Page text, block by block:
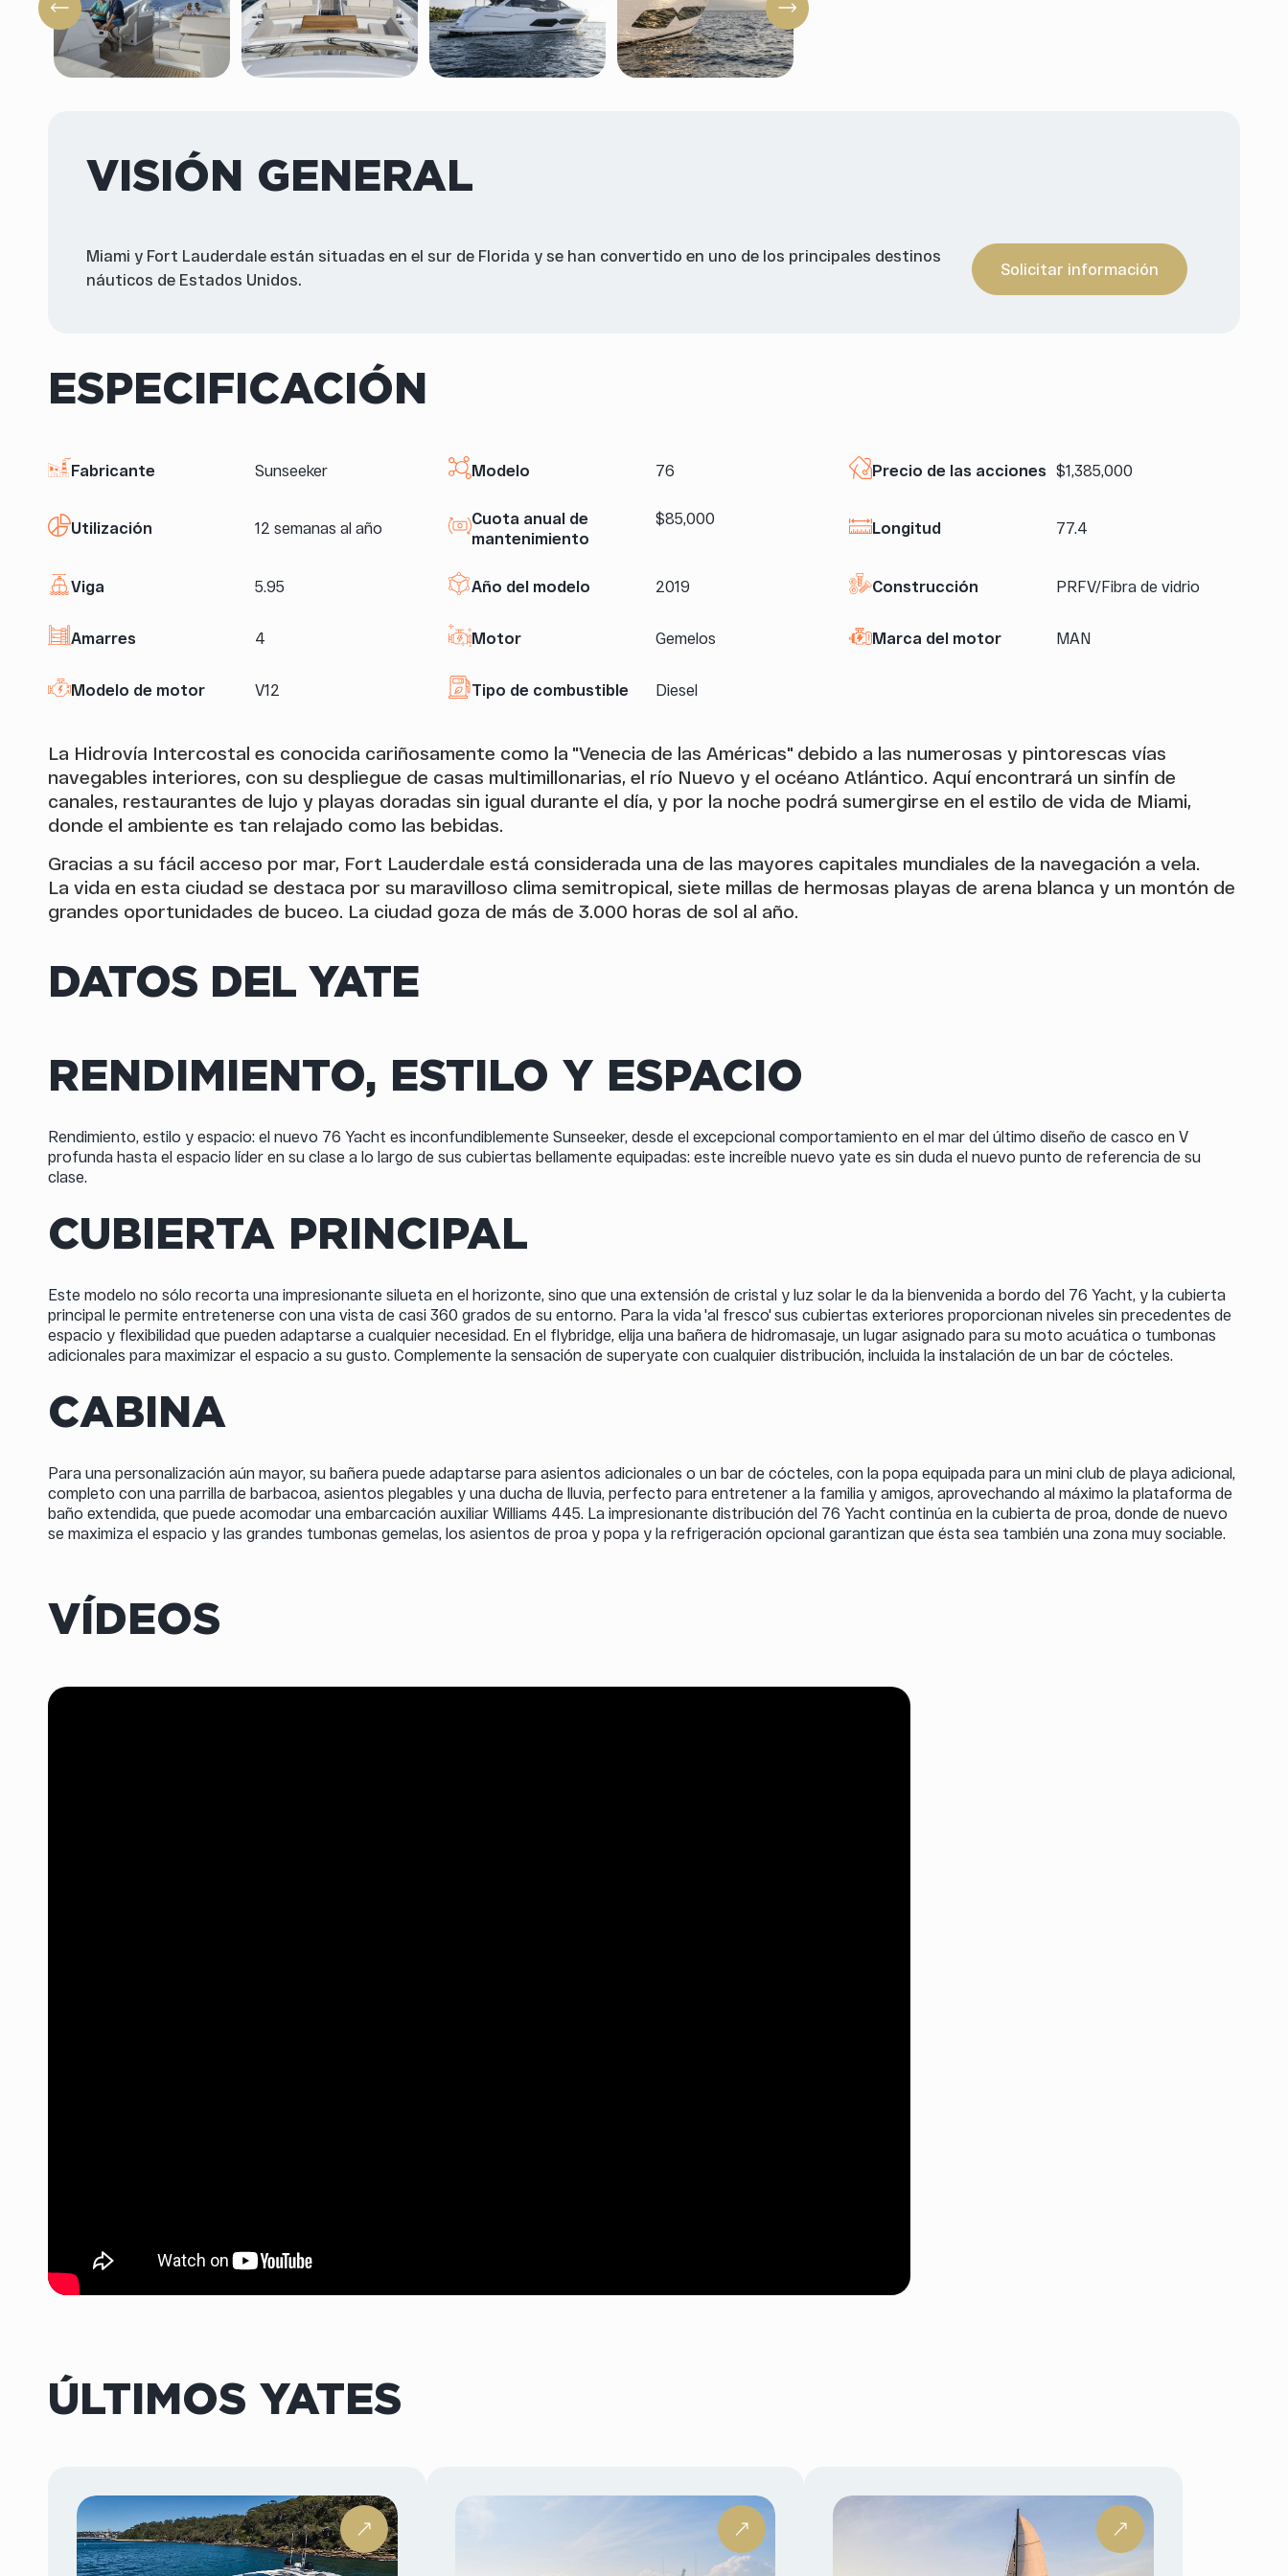
VISIÓN GENERAL
Miami y Fort Lauderdale están situadas en el sur de Florida y se han convertido en uno de los principales destinos
náuticos de Estados Unidos.
Solicitar información
ESPECIFICACIÓN
Fabricante Sunseeker Modelo 76 Precio de las acciones $1,385,000
Utilización 12 semanas al año
Cuota anual de
mantenimiento
$85,000
Longitud 77.4
Viga 5.95 Año del modelo 2019 Construcción PRFV/Fibra de vidrio
Amarres 4 Motor Gemelos Marca del motor MAN
Modelo de motor V12 Tipo de combustible Diesel
La Hidrovía Intercostal es conocida cariñosamente como la "Venecia de las Américas" debido a las numerosas y pintorescas vías
navegables interiores, con su despliegue de casas multimillonarias, el río Nuevo y el océano Atlántico. Aquí encontrará un sinfín de
canales, restaurantes de lujo y playas doradas sin igual durante el día, y por la noche podrá sumergirse en el estilo de vida de Miami,
donde el ambiente es tan relajado como las bebidas.
Gracias a su fácil acceso por mar, Fort Lauderdale está considerada una de las mayores capitales mundiales de la navegación a vela.
La vida en esta ciudad se destaca por su maravilloso clima semitropical, siete millas de hermosas playas de arena blanca y un montón de
grandes oportunidades de buceo. La ciudad goza de más de 3.000 horas de sol al año.
DATOS DEL YATE
RENDIMIENTO, ESTILO Y ESPACIO
Rendimiento, estilo y espacio: el nuevo 76 Yacht es inconfundiblemente Sunseeker, desde el excepcional comportamiento en el mar del último diseño de casco en V
profunda hasta el espacio líder en su clase a lo largo de sus cubiertas bellamente equipadas: este increíble nuevo yate es sin duda el nuevo punto de referencia de su
clase.
CUBIERTA PRINCIPAL
Este modelo no sólo recorta una impresionante silueta en el horizonte, sino que una extensión de cristal y luz solar le da la bienvenida a bordo del 76 Yacht, y la cubierta
principal le permite entretenerse con una vista de casi 360 grados de su entorno. Para la vida 'al fresco' sus cubiertas exteriores proporcionan niveles sin precedentes de
espacio y flexibilidad que pueden adaptarse a cualquier necesidad. En el flybridge, elija una bañera de hidromasaje, un lugar asignado para su moto acuática o tumbonas
adicionales para maximizar el espacio a su gusto. Complemente la sensación de superyate con cualquier distribución, incluida la instalación de un bar de cócteles.
CABINA
Para una personalización aún mayor, su bañera puede adaptarse para asientos adicionales o un bar de cócteles, con la popa equipada para un mini club de playa adicional,
completo con una parrilla de barbacoa, asientos plegables y una ducha de lluvia, perfecto para entretener a la familia y amigos, aprovechando al máximo la plataforma de
baño extendida, que puede acomodar una embarcación auxiliar Williams 445. La impresionante distribución del 76 Yacht continúa en la cubierta de proa, donde de nuevo
se maximiza el espacio y las grandes tumbonas gemelas, los asientos de proa y popa y la refrigeración opcional garantizan que ésta sea también una zona muy sociable.
VÍDEOS
ÚLTIMOS YATES